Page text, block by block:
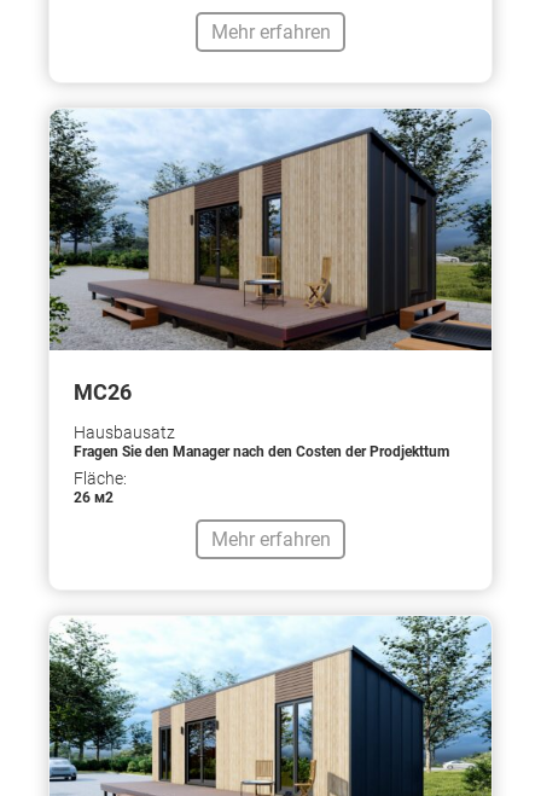
Mehr erfahren
МС26
Hausbausatz
Fragen Sie den Manager nach den Costen der Prodjekttum
Fläche:
26 м2
Mehr erfahren